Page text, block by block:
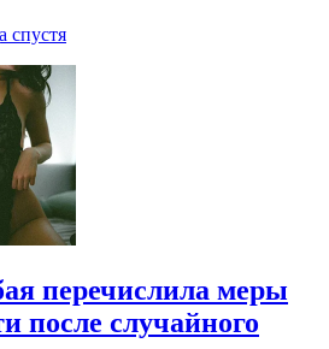
спустя
перечислила меры
после случайного